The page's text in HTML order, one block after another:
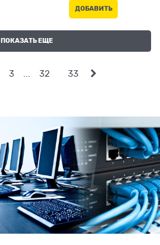
ДОБАВИТЬ
ПОКАЗАТЬ ЕЩЕ
3 ... 32 33